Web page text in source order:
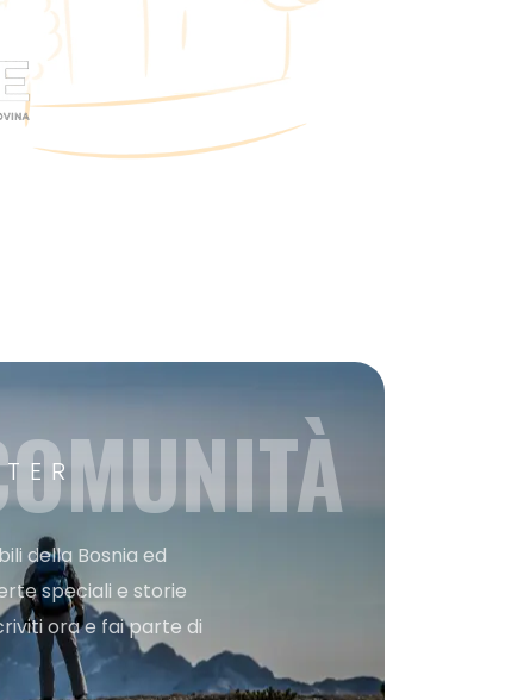
della Bosnia ed
speciali e storie
ora e fai parte di